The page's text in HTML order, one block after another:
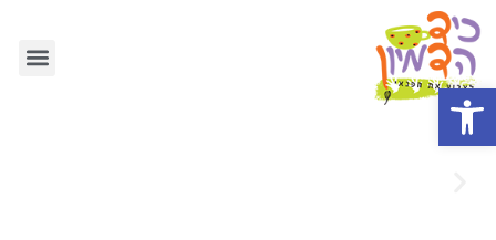
פתח סרגל נגישות